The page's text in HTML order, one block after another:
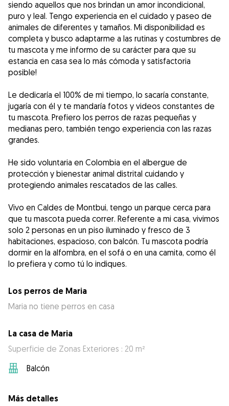
siendo aquellos que nos brindan un amor incondicional,
puro y leal. Tengo experiencia en el cuidado y paseo de
animales de diferentes y tamaños. Mi disponibilidad es
completa y busco adaptarme a las rutinas y costumbres de
tu mascota y me informo de su carácter para que su
estancia en casa sea lo más cómoda y satisfactoria
posible!
Le dedicaría el 100% de mi tiempo, lo sacaría constante,
jugaría con él y te mandaría fotos y videos constantes de
tu mascota. Prefiero los perros de razas pequeñas y
medianas pero, también tengo experiencia con las razas
grandes.
He sido voluntaria en Colombia en el albergue de
protección y bienestar animal distrital cuidando y
protegiendo animales rescatados de las calles.
Vivo en Caldes de Montbui, tengo un parque cerca para
que tu mascota pueda correr. Referente a mi casa, vivimos
solo 2 personas en un piso iluminado y fresco de 3
habitaciones, espacioso, con balcón. Tu mascota podría
dormir en la alfombra, en el sofá o en una camita, como él
lo prefiera y como tú lo indiques.
Los perros de Maria
Maria no tiene perros en casa
La casa de Maria
Superficie de Zonas Exteriores : 20 m²
Balcón
Más detalles